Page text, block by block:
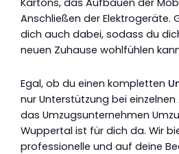
Kartons, das Aufbauen der
Anschließen der Elektrogeräte.
dich auch dabei, sodass du
neuen Zuhause wohlfühlen
Egal, ob du einen kompletten
nur Unterstützung bei
das Umzugsunternehmen
Wuppertal ist für dich da. Wir
professionelle und auf deine